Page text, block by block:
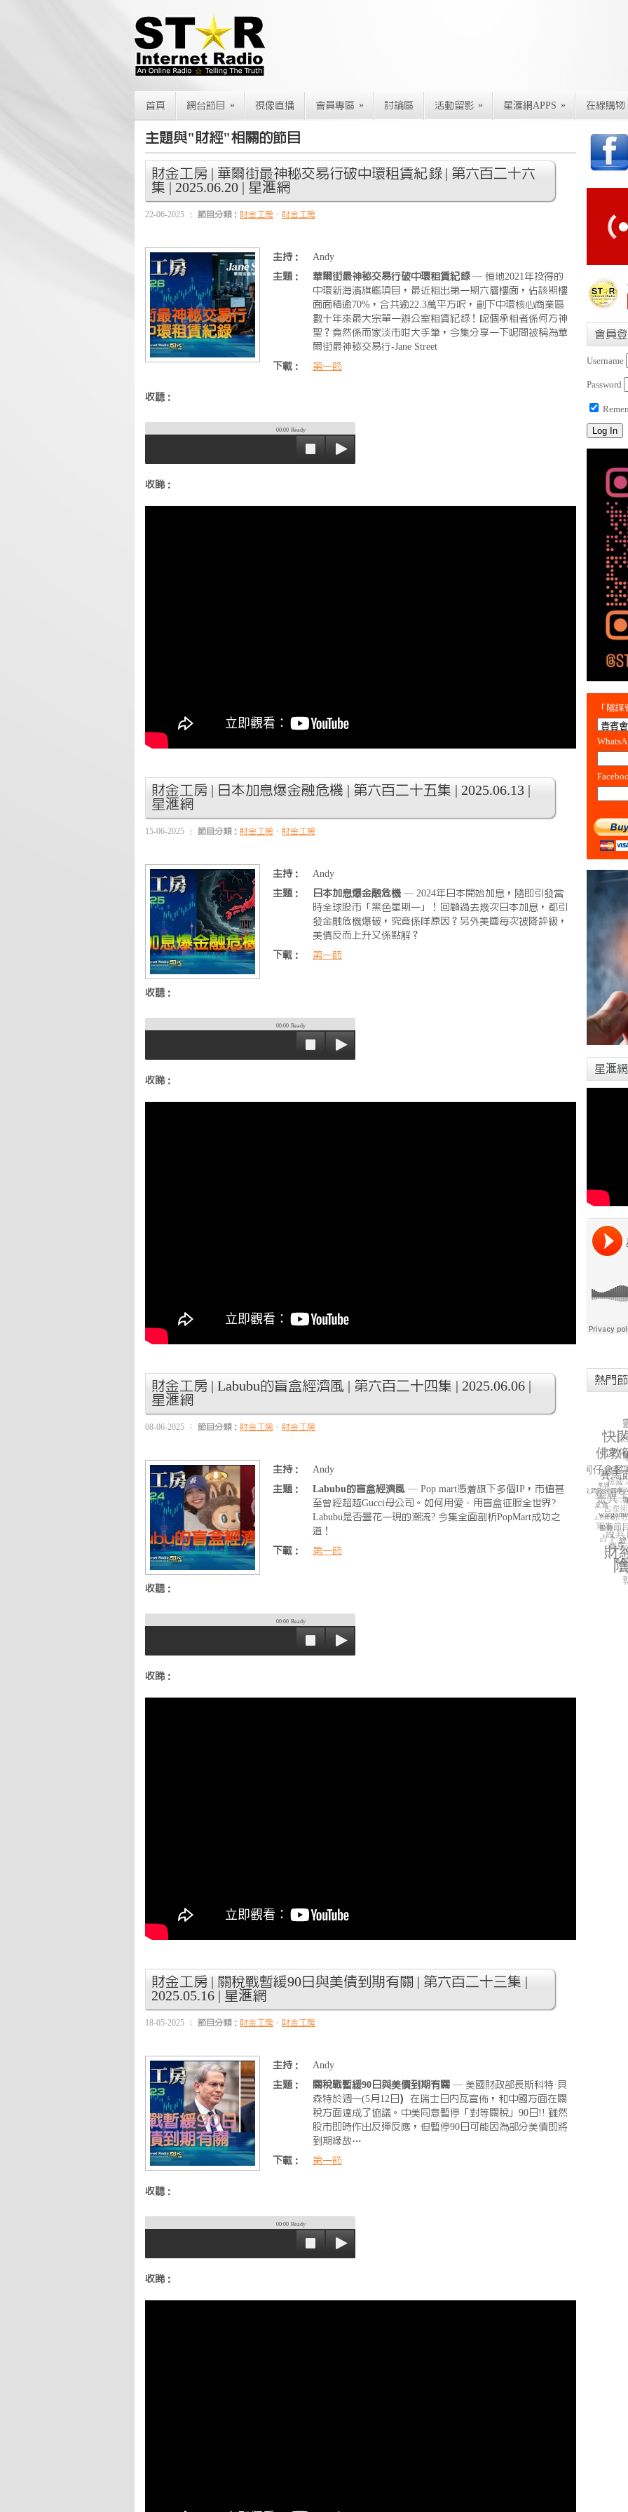
首頁 網台節目 » 視像直播 會員專區 » 討論區 活動留影 » 星滙網APPS » 在線購物
主題與"財經"相關的節目
財金工房 | 華爾街最神秘交易行破中環租賃紀錄 | 第六百二十六
集 | 2025.06.20 | 星滙網
22-06-2025 節目分類： 財金工房 、 財金工房
主持：
Andy
主題：
華爾街最神秘交易行破中環租賃紀錄— 恒地2021年投得的
中環新海濱旗艦項目，最近租出第一期六層樓面，佔該期樓
面面積逾70%，合共逾22.3萬平方呎，創下中環核心商業區
數十年來最大宗單一辦公室租賃紀錄！呢個承租者係何方神
聖？竟然係而家淡市咁大手筆，今集分享一下呢間被稱為華
爾街最神秘交易行-Jane Street
下載：
第一節
收聽：
00:00 Ready
收睇：
財金工房 | 日本加息爆金融危機 | 第六百二十五集 | 2025.06.13 |
星滙網
15-06-2025 節目分類： 財金工房 、 財金工房
主持：
Andy
主題：
日本加息爆金融危機 — 2024年日本開始加息，隨即引發當
時全球股市「黑色星期一」！回顧過去幾次日本加息，都引
發金融危機爆破，究竟係咩原因？另外美國每次被降評級，
美債反而上升又係點解？
下載：
第一節
收聽：
00:00 Ready
收睇：
財金工房 | Labubu的盲盒經濟風 | 第六百二十四集 | 2025.06.06 |
星滙網
08-06-2025 節目分類： 財金工房 、 財金工房
主持：
Andy
主題：
Labubu的盲盒經濟風 — Pop mart憑着旗下多個IP，市值甚
至曾經超越Gucci母公司。如何用愛、用盲盒征服全世界?
Labubu是否曇花一現的潮流? 今集全面剖析PopMart成功之
道！
下載：
第一節
收聽：
00:00 Ready
收睇：
財金工房 | 關稅戰暫緩90日與美債到期有關 | 第六百二十三集 |
2025.05.16 | 星滙網
18-05-2025 節目分類： 財金工房 、 財金工房
主持：
Andy
主題：
關稅戰暫緩90日與美債到期有關 — 美國財政部長斯科特·貝
森特於週一(5月12日）在瑞士日內瓦宣佈，和中國方面在關
稅方面達成了協議。中美同意暫停「對等關稅」90日!! 雖然
股市即時作出反彈反應，但暫停90日可能因為部分美債即將
到期緣故…
下載：
第一節
收聽：
00:00 Ready
收睇：
會員
Username
Password
「陰
星滙
熱門